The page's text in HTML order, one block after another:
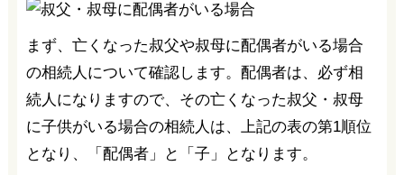
まず、亡くなった叔父や叔母に配偶者がいる場合
の相続人について確認します。配偶者は、必ず相
続人になりますので、その亡くなった叔父・叔母
に子供がいる場合の相続人は、上記の表の第1順位
となり、「配偶者」と「子」となります。